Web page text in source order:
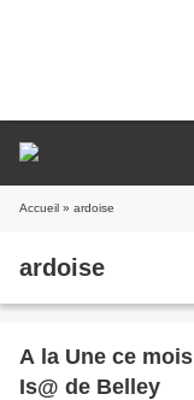
Accueil » ardoise
ardoise
A la Une ce
Is@ de Belley